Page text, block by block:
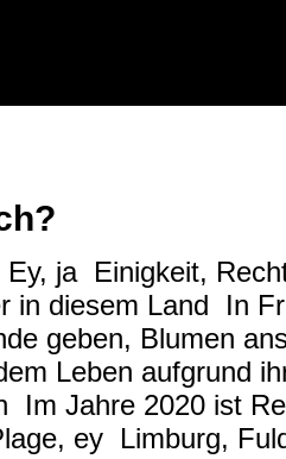
ja Einigkeit,
in diesem Land In
geben, Blumen
Leben aufgrund
Im Jahre 2020 ist
ey Limburg,